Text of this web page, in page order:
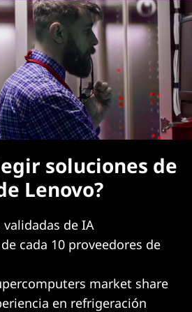
soluciones de
Lenovo?
validadas de IA
cada 10 proveedores de
market share
en refrigeración